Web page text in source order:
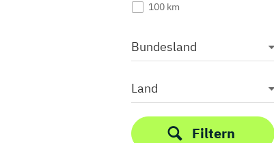
100 km
Bundesland
Land
Filtern